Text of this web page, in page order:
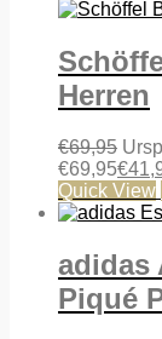
Herren
€69,95
€69,95€
Quick View
adidas
Piqué